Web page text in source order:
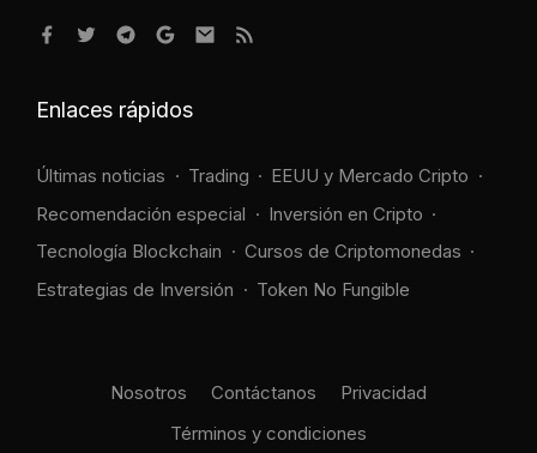
Enlaces rápidos
Últimas noticias Trading
EEUU y Mercado Cripto
Recomendación especial
Inversión en Cripto
Tecnología Blockchain
Cursos de Criptomonedas
Estrategias de Inversión
Token No Fungible
Nosotros Contáctanos
Privacidad
Términos y condiciones